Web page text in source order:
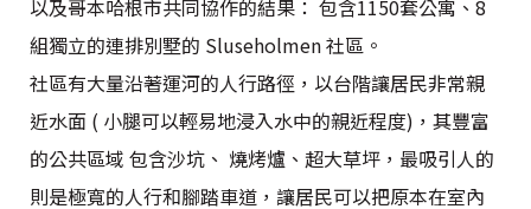
以及哥本哈根市共同協作的結果： 包含1150套公寓、8
組獨立的連排別墅的 Sluseholmen 社區。
社區有大量沿著運河的人行路徑，以台階讓居民非常親
近水面 ( 小腿可以輕易地浸入水中的親近程度)，其豐富
的公共區域 包含沙坑、 燒烤爐、超大草坪，最吸引人的
則是極寬的人行和腳踏車道，讓居民可以把原本在室內